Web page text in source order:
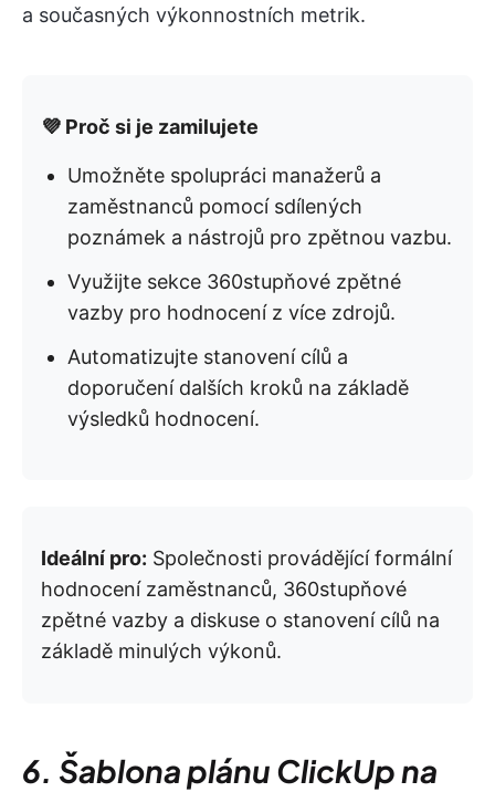
a současných výkonnostních metrik.
💜 Proč si je zamilujete
Umožněte spolupráci manažerů a
zaměstnanců pomocí sdílených
poznámek a nástrojů pro zpětnou vazbu.
Využijte sekce 360stupňové zpětné
vazby pro hodnocení z více zdrojů.
Automatizujte stanovení cílů a
doporučení dalších kroků na základě
výsledků hodnocení.
Ideální pro: Společnosti provádějící formální
hodnocení zaměstnanců, 360stupňové
zpětné vazby a diskuse o stanovení cílů na
základě minulých výkonů.
6. Šablona plánu ClickUp na